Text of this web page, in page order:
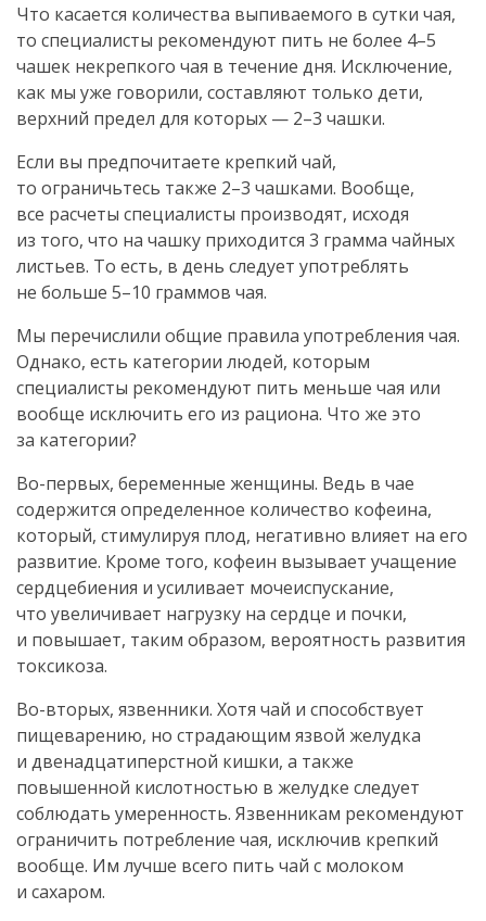
Что касается количества выпиваемого в сутки чая,
то специалисты рекомендуют пить не более 4–5
чашек некрепкого чая в течение дня. Исключение,
как мы уже говорили, составляют только дети,
верхний предел для которых — 2–3 чашки.
Если вы предпочитаете крепкий чай,
то ограничьтесь также 2–3 чашками. Вообще,
все расчеты специалисты производят, исходя
из того, что на чашку приходится 3 грамма чайных
листьев. То есть, в день следует употреблять
не больше 5–10 граммов чая.
Мы перечислили общие правила употребления чая.
Однако, есть категории людей, которым
специалисты рекомендуют пить меньше чая или
вообще исключить его из рациона. Что же это
за категории?
Во-первых, беременные женщины. Ведь в чае
содержится определенное количество кофеина,
который, стимулируя плод, негативно влияет на его
развитие. Кроме того, кофеин вызывает учащение
сердцебиения и усиливает мочеиспускание,
что увеличивает нагрузку на сердце и почки,
и повышает, таким образом, вероятность развития
токсикоза.
Во-вторых, язвенники. Хотя чай и способствует
пищеварению, но страдающим язвой желудка
и двенадцатиперстной кишки, а также
повышенной кислотностью в желудке следует
соблюдать умеренность. Язвенникам рекомендуют
ограничить потребление чая, исключив крепкий
вообще. Им лучше всего пить чай с молоком
и сахаром.